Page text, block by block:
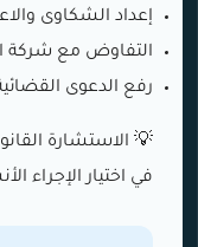
إعداد الشكاوى
التفاوض مع شركة
رفع الدعوى
💡 الاستشارة
في اختيار الإجراء